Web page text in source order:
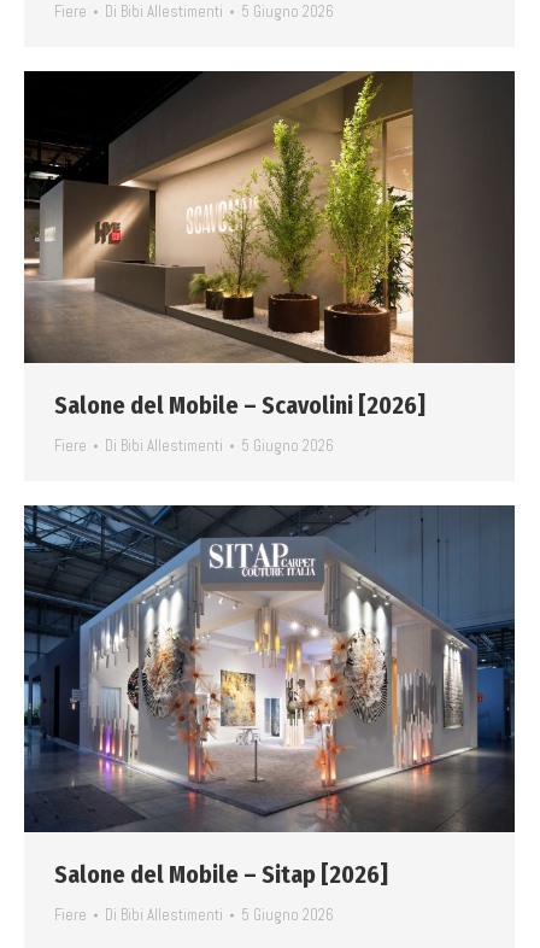
Fiere Di Bibi Allestimenti 5 Giugno 2026
Salone del Mobile – Scavolini [2026]
Fiere Di Bibi Allestimenti 5 Giugno 2026
Salone del Mobile – Sitap [2026]
Fiere Di Bibi Allestimenti 5 Giugno 2026